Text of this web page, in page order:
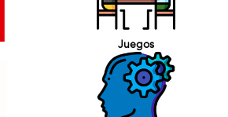
Juegos